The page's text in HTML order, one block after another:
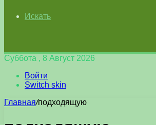
Искать
Суббота , 8 Август 2026
Войти
Switch skin
Главная/подходящую